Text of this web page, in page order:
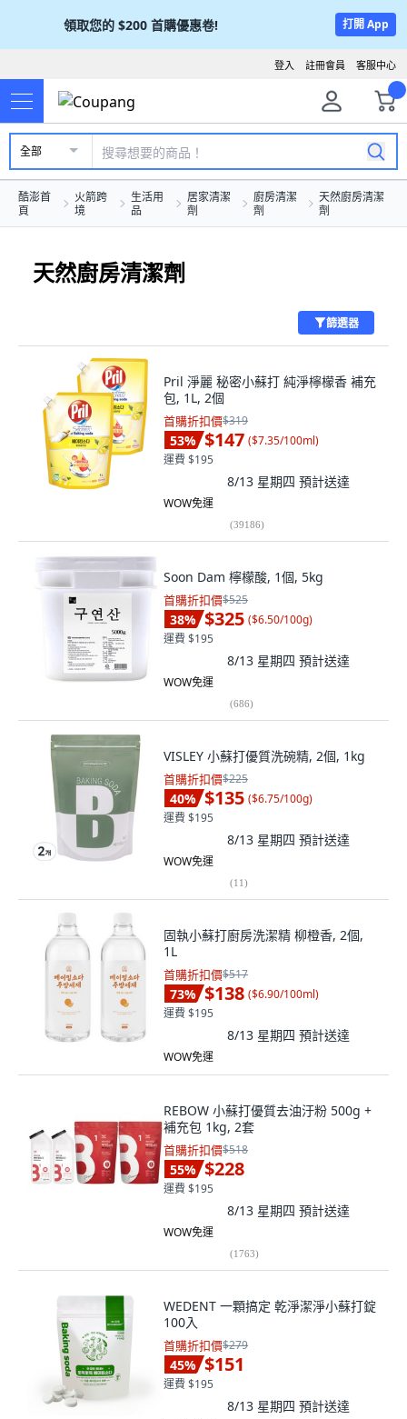
領取您的 $200 首購優惠卷! 打開 App
客服中心
註冊會員
登入
全部
酷澎首
頁
火箭跨
境
生活用
品
居家清潔
劑
廚房清潔
劑
天然廚房清潔
劑
天然廚房清潔劑
篩選器
Pril 淨麗 秘密小蘇打 純淨檸檬香 補充
包, 1L, 2個
首購折扣價$319
53% $147 ($7.35/100ml)
運費 $195
8/13 星期四 預計送達
WOW免運
(39186)
Soon Dam 檸檬酸, 1個, 5kg
首購折扣價$525
38% $325 ($6.50/100g)
運費 $195
8/13 星期四 預計送達
WOW免運
(686)
VISLEY 小蘇打優質洗碗精, 2個, 1kg
首購折扣價$225
40% $135 ($6.75/100g)
運費 $195
8/13 星期四 預計送達
WOW免運
(11)
固執小蘇打廚房洗潔精 柳橙香, 2個,
1L
首購折扣價$517
73% $138 ($6.90/100ml)
運費 $195
8/13 星期四 預計送達
WOW免運
REBOW 小蘇打優質去油汙粉 500g +
補充包 1kg, 2套
首購折扣價$518
55% $228
運費 $195
8/13 星期四 預計送達
WOW免運
(1763)
WEDENT 一顆搞定 乾淨潔淨小蘇打錠
100入
首購折扣價$279
45% $151
運費 $195
8/13 星期四 預計送達